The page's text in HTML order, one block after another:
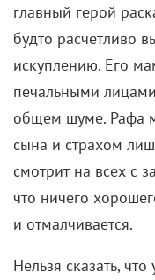
главный герой
будто расчетливо
искуплению. Его
печальными
общем шуме. Рафа
сына и страхом
смотрит на всех с
что ничего
и отмалчивается.
Нельзя сказать,